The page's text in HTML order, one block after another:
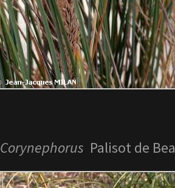
Corynephorus Palisot de